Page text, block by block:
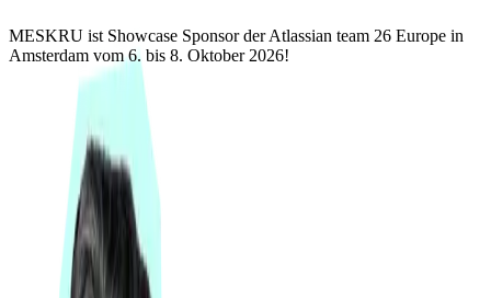
MESKRU ist Showcase Sponsor der Atlassian team 26 Europe in
Amsterdam vom 6. bis 8. Oktober 2026!